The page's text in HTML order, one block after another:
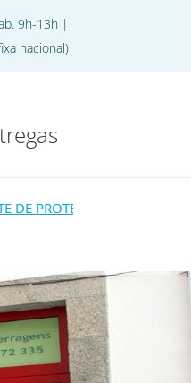
9h-13h |
nacional)
Contactos
COM